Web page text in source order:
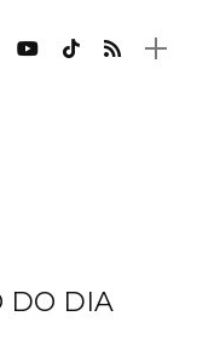
DO DIA